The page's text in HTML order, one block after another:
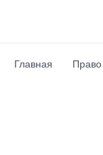
Главная Право